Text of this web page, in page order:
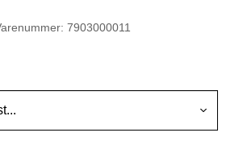
7903000011